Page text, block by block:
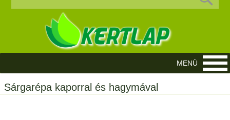
Sárgarépa kaporral és hagymával